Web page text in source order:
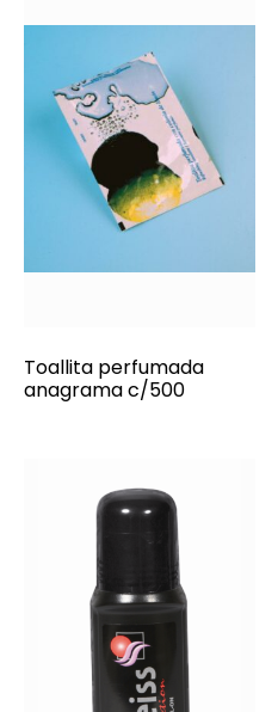
Toallita perfumada
anagrama c/500